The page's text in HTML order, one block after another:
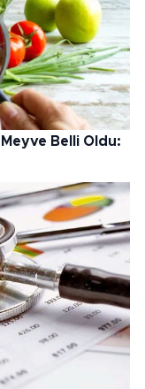
Belli Oldu: